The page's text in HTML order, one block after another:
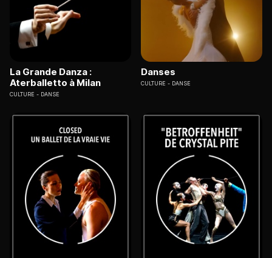
La Grande Danza :
Aterballetto à Milan
CULTURE DANSE
Danses
CULTURE DANSE